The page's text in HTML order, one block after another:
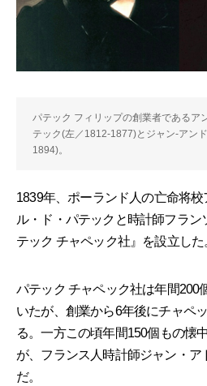
パテック フィリップの創業者であるア
テック(左／1812-1877)とジャン-アン
1894)。
1839年、ポーランド人の亡命将
ル・ド・パテックと時計師フラン
テック チャペック社』を設立した
パテック チャペック社は年間200
いたが、創業から6年後にチャペ
る。一方この頃年間150個もの懐
が、フランス人時計師ジャン・ア
だ。